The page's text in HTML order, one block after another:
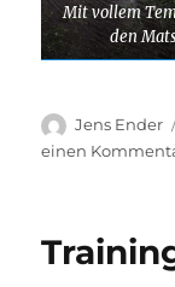
Mit vollem
den
Autor
Jens Ender
einen